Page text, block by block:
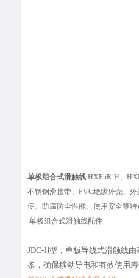
单极组合式滑触线 HXPnR-H、
不锈钢滑接带、PVC绝缘外壳、
便、防腐防尘性能、使用安全等
单极组合式滑触线配件
JDC-H型，单极导线式滑触线
条，确保移动导电和有效使用